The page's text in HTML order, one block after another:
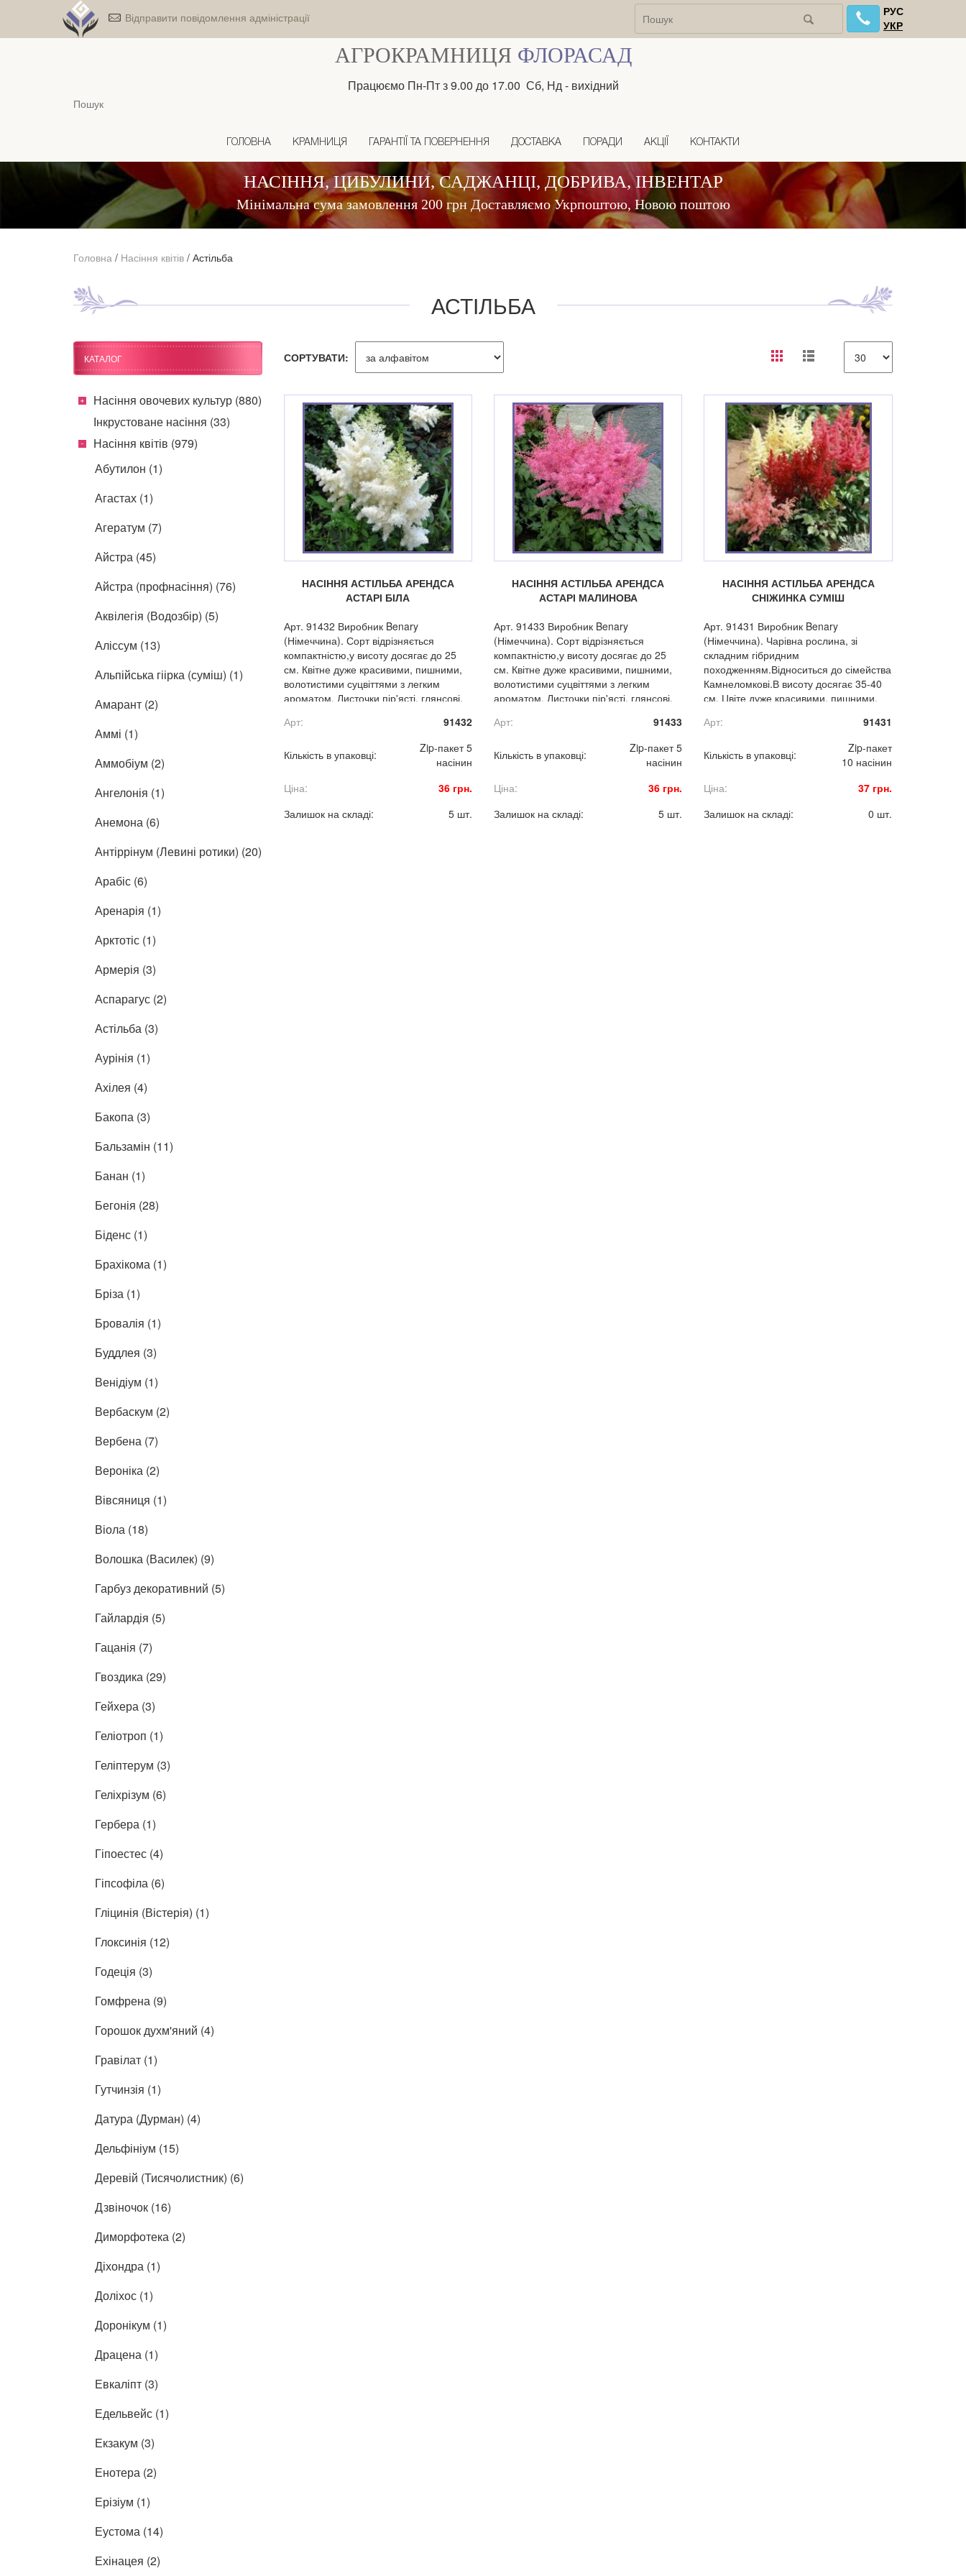
Відправити повідомлення адміністрації
РУС
УКР
АГРОКРАМНИЦЯ ФЛОРАСАД
Працюємо Пн-Пт з 9.00 до 17.00 Сб, Нд - вихідний
ГОЛОВНА КРАМНИЦЯ ГАРАНТІЇ ТА ПОВЕРНЕННЯ ДОСТАВКА ПОРАДИ АКЦІЇ КОНТАКТИ
НАСІННЯ, ЦИБУЛИНИ, САДЖАНЦІ, ДОБРИВА, ІНВЕНТАР
Мінімальна сума замовлення 200 грн Доставляємо Укрпоштою, Новою поштою
Головна / Насіння квітів / Астільба
АСТІЛЬБА
КАТАЛОГ
Насіння овочевих культур (880)
Інкрустоване насіння (33)
Насіння квітів (979)
Абутилон (1)
Агастах (1)
Агератум (7)
Айстра (45)
Айстра (профнасіння) (76)
Аквілегія (Водозбір) (5)
Аліссум (13)
Альпійська гіірка (суміш) (1)
Амарант (2)
Аммі (1)
Аммобіум (2)
Ангелонія (1)
Анемона (6)
Антіррінум (Левині ротики) (20)
Арабіс (6)
Аренарія (1)
Арктотіс (1)
Армерія (3)
Аспарагус (2)
Астільба (3)
Аурінія (1)
Ахілея (4)
Бакопа (3)
Бальзамін (11)
Банан (1)
Бегонія (28)
Біденс (1)
Брахікома (1)
Бріза (1)
Бровалія (1)
Буддлея (3)
Венідіум (1)
Вербаскум (2)
Вербена (7)
Вероніка (2)
Вівсяниця (1)
Віола (18)
Волошка (Василек) (9)
Гарбуз декоративний (5)
Гайлардія (5)
Гацанія (7)
Гвоздика (29)
Гейхера (3)
Геліотроп (1)
Геліптерум (3)
Геліхрізум (6)
Гербера (1)
Гіпоестес (4)
Гіпсофіла (6)
Гліцинія (Вістерія) (1)
Глоксинія (12)
Годеція (3)
Гомфрена (9)
Горошок духм'яний (4)
Гравілат (1)
Гутчинзія (1)
Датура (Дурман) (4)
Дельфініум (15)
Деревій (Тисячолистник) (6)
Дзвіночок (16)
Диморфотека (2)
Діхондра (1)
Доліхос (1)
Доронікум (1)
Драцена (1)
Евкаліпт (3)
Едельвейс (1)
Екзакум (3)
Енотера (2)
Ерізіум (1)
Еустома (14)
Ехінацея (2)
СОРТУВАТИ:
НАСІННЯ АСТІЛЬБА АРЕНДСА
АСТАРІ БІЛА
Арт. 91432 Виробник Benary
(Німеччина). Сорт відрізняється
компактністю,у висоту досягає до 25
см. Квітне дуже красивими, пишними,
волотистими суцвіттями з легким
ароматом. Листочки пір'ясті, глянсові,
зимостійка. Віддає перевагу півтіні.
Арт: 91432
Кількість в упаковці:
Zip-пакет 5
насінин
Ціна:
36 грн.
Залишок на складі:
5 шт.
НАСІННЯ АСТІЛЬБА АРЕНДСА
АСТАРІ МАЛИНОВА
Арт. 91433 Виробник Benary
(Німеччина). Сорт відрізняється
компактністю,у висоту досягає до 25
см. Квітне дуже красивими, пишними,
волотистими суцвіттями з легким
ароматом. Листочки пір'ясті, глянсові,
зимостійка. Віддає перевагу півтіні.
Арт: 91433
Кількість в упаковці:
Zip-пакет 5
насінин
Ціна:
36 грн.
Залишок на складі:
5 шт.
НАСІННЯ АСТІЛЬБА АРЕНДСА
СНІЖИНКА СУМІШ
Арт. 91431 Виробник Benary
(Німеччина). Чарівна рослина, зі
складним гібридним
походженням.Відноситься до сімейства
Камнеломкові.В висоту досягає 35-40
см. Цвіте дуже красивими, пишними,
ароматом і різноманітними
окрасами.Листочки темно-зелені,
перисті, глянцеві, дуже ажурні. Рослина
зимостійка. Віддає перевагу півтіні.
Арт: 91431
Кількість в упаковці:
Zip-пакет
10 насінин
Ціна:
37 грн.
Залишок на складі:
0 шт.